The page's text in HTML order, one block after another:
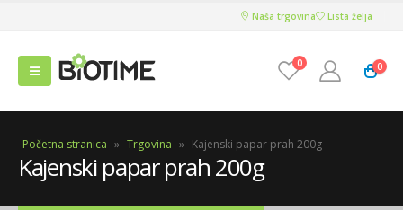
Naša trgovina Lista želja
0 0
Početna stranica » Trgovina » Kajenski papar prah 200g
Kajenski papar prah 200g